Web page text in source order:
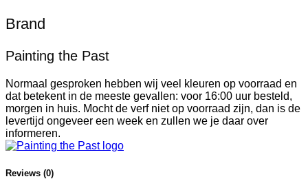
Brand
Painting the Past
Normaal gesproken hebben wij veel kleuren op voorraad en
dat betekent in de meeste gevallen: voor 16:00 uur besteld,
morgen in huis. Mocht de verf niet op voorraad zijn, dan is de
levertijd ongeveer een week en zullen we je daar over
informeren.
Reviews (0)